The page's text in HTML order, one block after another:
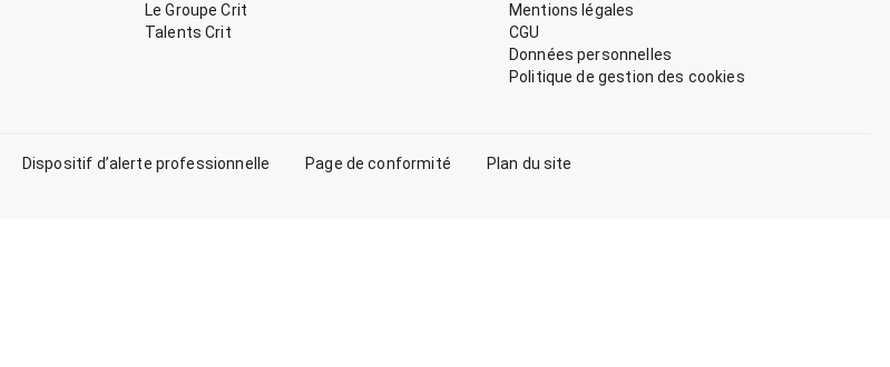
Le Groupe Crit
Talents Crit
Mentions légales
CGU
Données personnelles
Politique de gestion des cookies
Dispositif d’alerte professionnelle Page de conformité Plan du site